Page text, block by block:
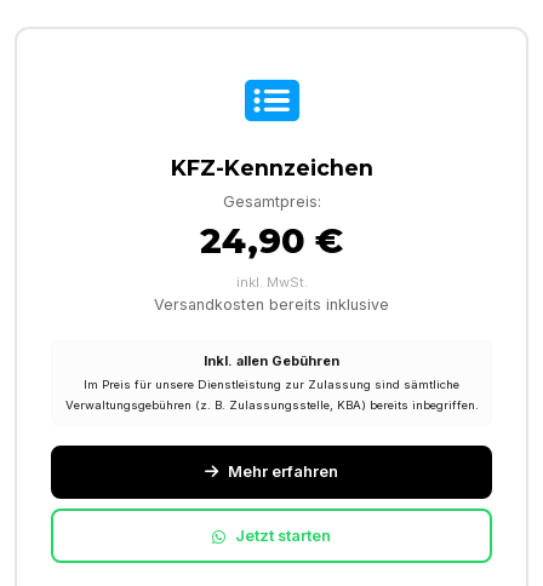
KFZ-Kennzeichen
Gesamtpreis:
24,90 €
inkl. MwSt.
Versandkosten bereits inklusive
Inkl. allen Gebühren
Im Preis für unsere Dienstleistung zur Zulassung sind sämtliche
Verwaltungsgebühren (z. B. Zulassungsstelle, KBA) bereits inbegriffen.
Mehr erfahren
Jetzt starten